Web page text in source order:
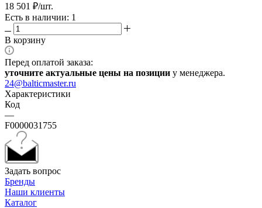
18 501 ₽/шт.
Есть в наличии: 1
В корзину
Перед оплатой заказа:
уточните актуальные цены на позиции у менеджера.
24@balticmaster.ru
Характеристики
Код
—
F0000031755
Задать вопрос
Бренды
Наши клиенты
Каталог